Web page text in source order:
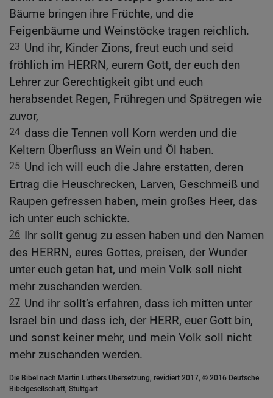
Bäume bringen ihre Früchte, und die
Feigenbäume und Weinstöcke tragen reichlich.
23 Und ihr, Kinder Zions, freut euch und seid
fröhlich im HERRN, eurem Gott, der euch den
Lehrer zur Gerechtigkeit gibt und euch
herabsendet Regen, Frühregen und Spätregen wie
zuvor,
24 dass die Tennen voll Korn werden und die
Keltern Überfluss an Wein und Öl haben.
25 Und ich will euch die Jahre erstatten, deren
Ertrag die Heuschrecken, Larven, Geschmeiß und
Raupen gefressen haben, mein großes Heer, das
ich unter euch schickte.
26 Ihr sollt genug zu essen haben und den Namen
des HERRN, eures Gottes, preisen, der Wunder
unter euch getan hat, und mein Volk soll nicht
mehr zuschanden werden.
27 Und ihr sollt’s erfahren, dass ich mitten unter
Israel bin und dass ich, der HERR, euer Gott bin,
und sonst keiner mehr, und mein Volk soll nicht
mehr zuschanden werden.
Die Bibel nach Martin Luthers Übersetzung, revidiert 2017, © 2016 Deutsche
Bibelgesellschaft, Stuttgart